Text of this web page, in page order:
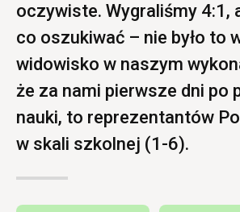
oczywiste. Wygraliśmy 4:1,
co oszukiwać – nie było to
widowisko w naszym
że za nami pierwsze dni po
nauki, to reprezentantów
w skali szkolnej (1-6).